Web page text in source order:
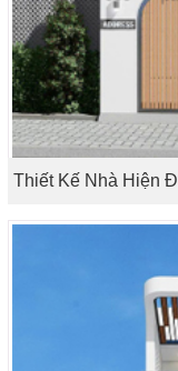
Thiết Kế Nhà Hiện